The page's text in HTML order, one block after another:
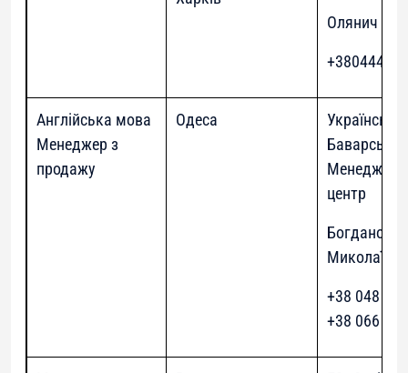
Олянич
Англійська мова
Менеджер з
продажу
Одеса
Українсько-
Баварський
центр
Богданова
Миколаївна
+38 048
+38 066